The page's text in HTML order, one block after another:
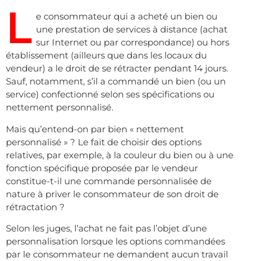
L e consommateur qui a acheté un bien ou
une prestation de services à distance (achat
sur Internet ou par correspondance) ou hors
établissement (ailleurs que dans les locaux du
vendeur) a le droit de se rétracter pendant 14 jours.
Sauf, notamment, s’il a commandé un bien (ou un
service) confectionné selon ses spécifications ou
nettement personnalisé.
Mais qu’entend-on par bien « nettement
personnalisé » ? Le fait de choisir des options
relatives, par exemple, à la couleur du bien ou à une
fonction spécifique proposée par le vendeur
constitue-t-il une commande personnalisée de
nature à priver le consommateur de son droit de
rétractation ?
Selon les juges, l’achat ne fait pas l’objet d’une
personnalisation lorsque les options commandées
par le consommateur ne demandent aucun travail